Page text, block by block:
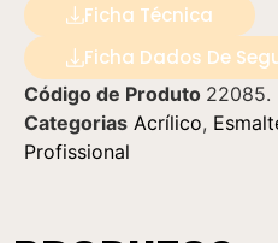
Ficha Técnica
Ficha Dados De
Código de Produto 22085.
Categorias Acrílico,
Profissional